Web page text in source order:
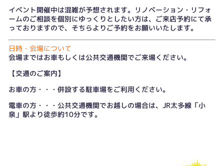
イベント開催中は混雑が予想されます。リノベーション・リフォ
ームのご相談を個別にゆっくりとしたい方は、 ご来店予約にて承
っておりますので、そちらよりご予約をお願いいたします。
日時・会場について
会場まではお車もしくは公共交通機関でご来場ください。
【交通のご案内】
お車の方・・・併設する駐車場をご利用ください。
電車の方・・・公共交通機関でお越しの場合は、JR太多線「小
泉」駅より徒歩約10分です。